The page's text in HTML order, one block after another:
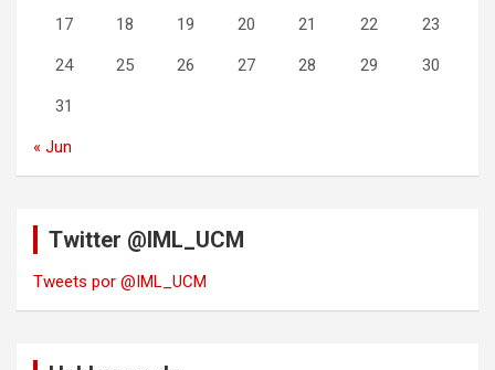
17 18 19 20 21 22 23
24 25 26 27 28 29 30
31
« Jun
Twitter @IML_UCM
Tweets por @IML_UCM